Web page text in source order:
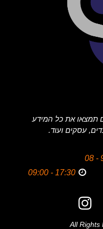
תמצאו את כל המידע
עסקים ועוד.
17:30 - 09:00